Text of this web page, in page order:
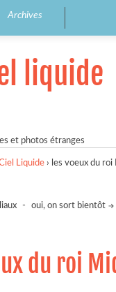
Archives
liquide
et photos étranges
Liquide › les voeux du
- oui, on sort bientôt
du roi